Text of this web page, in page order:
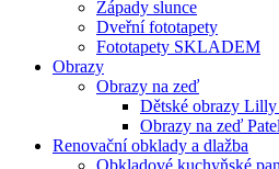
Západy slunce
Dveřní fototapety
Fototapety SKLADEM
Obrazy
Obrazy na zeď
Dětské obrazy
Obrazy na zeď
Renovační obklady a dlažba
Obkladové kuchyňské